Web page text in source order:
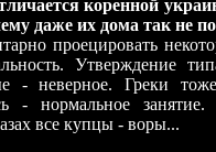
коренной
даже их дома так не
проецировать
Утверждение
- неверное. Греки
- нормальное
все купцы - воры...